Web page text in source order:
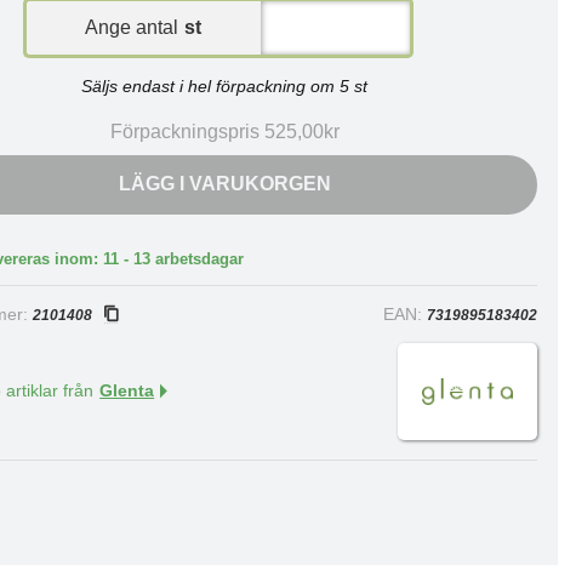
Ange antal st
Säljs endast i hel förpackning om 5 st
Förpackningspris 525,00kr
LÄGG I VARUKORGEN
inom: 11 - 13 arbetsdagar
2101408 EAN: 7319895183402
artiklar från Glenta